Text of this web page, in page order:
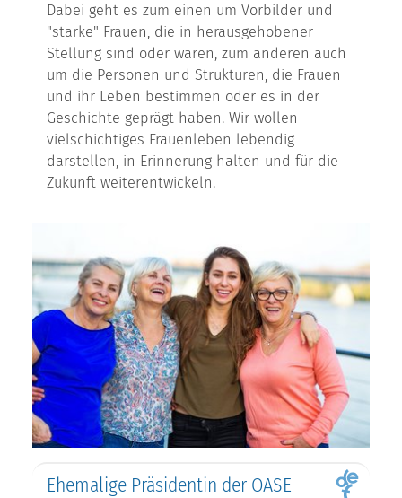
Dabei geht es zum einen um Vorbilder und
"starke" Frauen, die in herausgehobener
Stellung sind oder waren, zum anderen auch
um die Personen und Strukturen, die Frauen
und ihr Leben bestimmen oder es in der
Geschichte geprägt haben. Wir wollen
vielschichtiges Frauenleben lebendig
darstellen, in Erinnerung halten und für die
Zukunft weiterentwickeln.
Ehemalige Präsidentin der OASE